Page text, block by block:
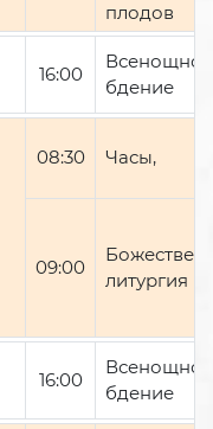
плодов
16:00
Всенощное
бдение
08:30 Часы,
09:00
литургия
16:00
Всенощное
бдение